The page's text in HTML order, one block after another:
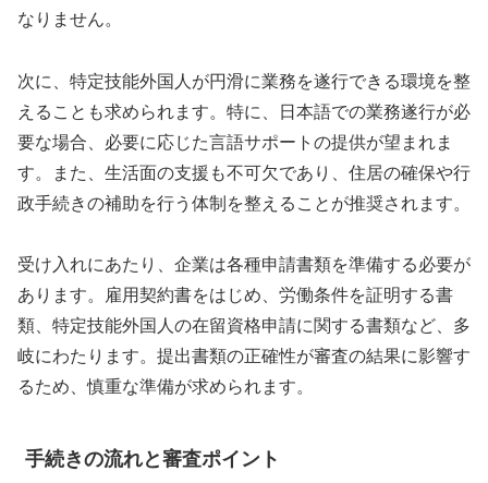
なりません。
次に、特定技能外国人が円滑に業務を遂行できる環境を整
えることも求められます。特に、日本語での業務遂行が必
要な場合、必要に応じた言語サポートの提供が望まれま
す。また、生活面の支援も不可欠であり、住居の確保や行
政手続きの補助を行う体制を整えることが推奨されます。
受け入れにあたり、企業は各種申請書類を準備する必要が
あります。雇用契約書をはじめ、労働条件を証明する書
類、特定技能外国人の在留資格申請に関する書類など、多
岐にわたります。提出書類の正確性が審査の結果に影響す
るため、慎重な準備が求められます。
手続きの流れと審査ポイント